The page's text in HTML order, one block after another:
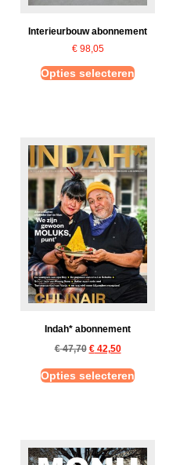
Interieurbouw abonnement
€98,05
Opties selecteren
Indah* abonnement
€47,70 €42,50
Opties selecteren